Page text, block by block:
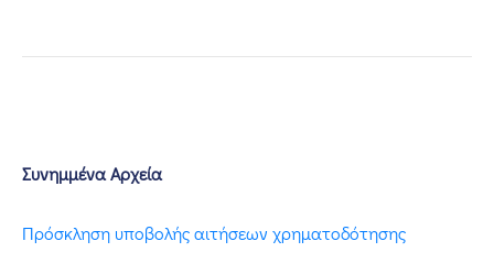
Συνημμένα Αρχεία
Πρόσκληση υποβολής αιτήσεων χρηματοδότησης